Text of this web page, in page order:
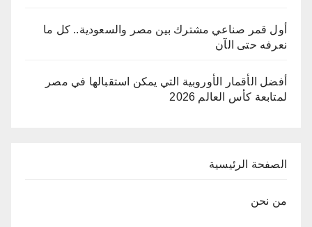
أول قمر صناعي مشترك بين مصر والسعودية.. كل ما
نعرفه حتى الآن
أفضل الأقمار الأوروبية التي يمكن استقبالها في مصر
لمتابعة كأس العالم 2026
الصفحة الرئيسية
من نحن